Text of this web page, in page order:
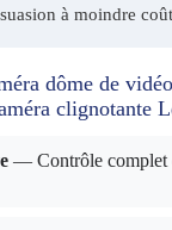
à moindre
dôme de
clignotante
— Contrôle complet